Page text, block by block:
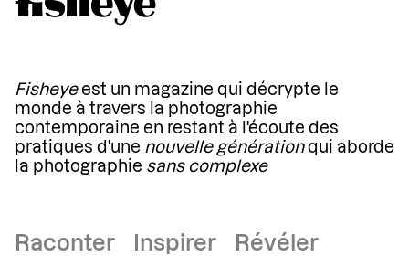
Fisheyeest un magazine qui décrypte le
monde à travers la photographie
contemporaine en restant à l'écoute des
pratiques d'une nouvelle générationqui aborde
la photographie sans complexe
Raconter Inspirer Révéler